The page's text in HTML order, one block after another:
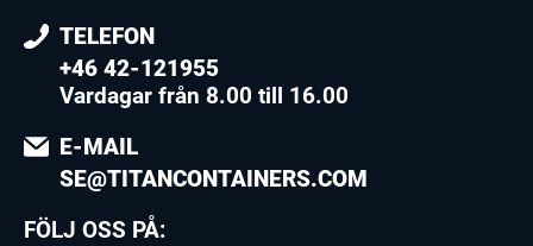
TELEFON
+46 42-121955
Vardagar från 8.00 till 16.00
E-MAIL
SE@TITANCONTAINERS.COM
FÖLJ OSS PÅ: